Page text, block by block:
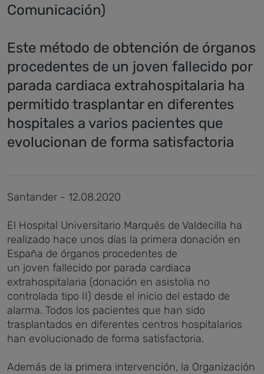
Comunicación)
Este método de obtención de órganos
procedentes de un joven fallecido por
parada cardiaca extrahospitalaria ha
permitido trasplantar en diferentes
hospitales a varios pacientes que
evolucionan de forma satisfactoria
Santander - 12.08.2020
El Hospital Universitario Marqués de Valdecilla ha
realizado hace unos días la primera donación en
España de órganos procedentes de
un joven fallecido por parada cardiaca
extrahospitalaria (donación en asistolia no
controlada tipo II) desde el inicio del estado de
alarma. Todos los pacientes que han sido
trasplantados en diferentes centros hospitalarios
han evolucionado de forma satisfactoria.
Además de la primera intervención, la Organización